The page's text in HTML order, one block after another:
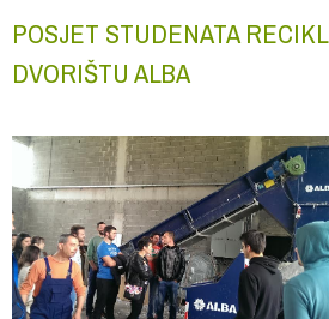
POSJET STUDENATA
DVORIŠTU ALBA